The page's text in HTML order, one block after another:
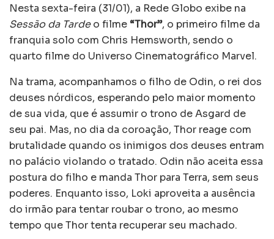
Nesta sexta-feira (31/01), a Rede Globo exibe na
Sessão da Tardeo filme “Thor”, o primeiro filme da
franquia solo com Chris Hemsworth, sendo o
quarto filme do Universo Cinematográfico Marvel.
Na trama, acompanhamos o filho de Odin, o rei dos
deuses nórdicos, esperando pelo maior momento
de sua vida, que é assumir o trono de Asgard de
seu pai. Mas, no dia da coroação, Thor reage com
brutalidade quando os inimigos dos deuses entram
no palácio violando o tratado. Odin não aceita essa
postura do filho e manda Thor para Terra, sem seus
poderes. Enquanto isso, Loki aproveita a ausência
do irmão para tentar roubar o trono, ao mesmo
tempo que Thor tenta recuperar seu machado.